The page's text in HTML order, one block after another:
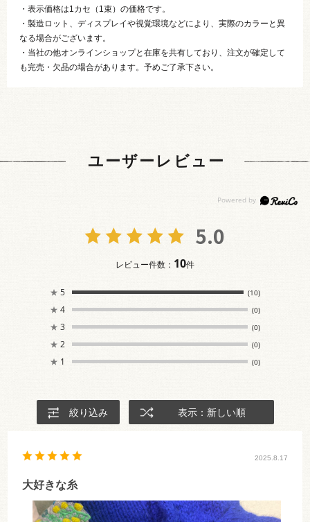
・表示価格は1カセ（1束）の価格です。
・製造ロット、ディスプレイや視覚環境などにより、実際のカラーと異
なる場合がございます。
・当社の他オンラインショップと在庫を共有しており、注文が確定して
も完売・欠品の場合があります。予めご了承下さい。
ユーザーレビュー
5.0
レビュー件数： 10件
★ 5 (10)
★ 4 (0)
★ 3 (0)
★ 2 (0)
★ 1 (0)
絞り込み 表示：新しい順
2025.8.17
大好きな糸